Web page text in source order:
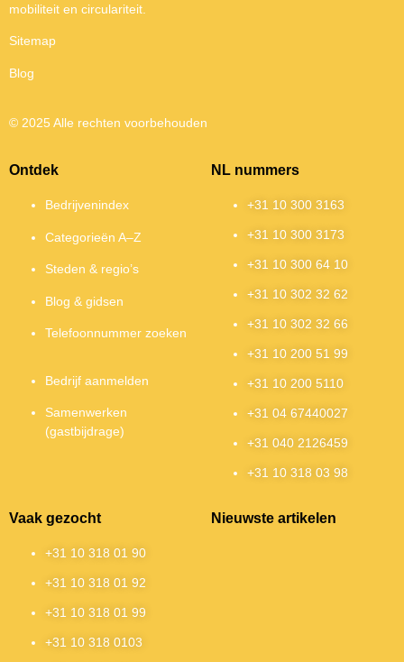
mobiliteit en circulariteit.
Sitemap
Blog
© 2025 Alle rechten voorbehouden
Ontdek
Bedrijvenindex
Categorieën A–Z
Steden & regio’s
Blog & gidsen
Telefoonnummer zoeken
Bedrijf aanmelden
Samenwerken
(gastbijdrage)
NL nummers
+31 10 300 3163
+31 10 300 3173
+31 10 300 64 10
+31 10 302 32 62
+31 10 302 32 66
+31 10 200 51 99
+31 10 200 5110
+31 04 67440027
+31 040 2126459
+31 10 318 03 98
Vaak gezocht
+31 10 318 01 90
+31 10 318 01 92
+31 10 318 01 99
+31 10 318 0103
Nieuwste artikelen